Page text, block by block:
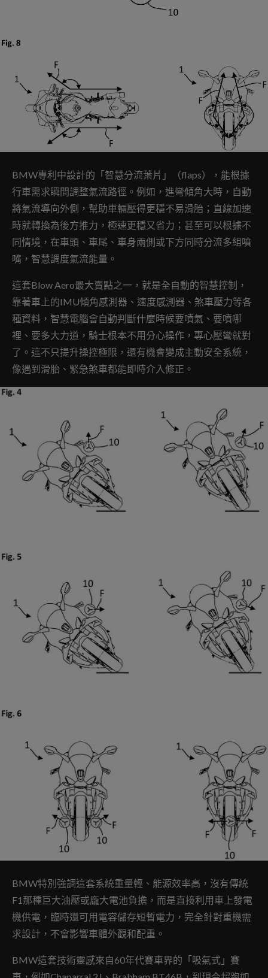
BMW專利中設計的「智慧分流葉片」（flaps），能根據
行車需求瞬間調整氣流路徑。例如，進彎傾角大時，自動
將氣流導向外側，幫助車輛壓得更穩不易滑胎；直線加速
時就轉換為後方推力，極速更穩又省力；甚至可以根據不
同情境，在車頭、車尾、車身兩側或下方同時分流多組噴
嘴，智慧調度氣流能量。
這套Blow Aero最大賣點之一，就是全自動的智慧控制，
靠著車上的IMU傾角感測器、速度感測器、煞車壓力等各
種資料，智慧電腦會自動判斷什麼時候要噴氣、要噴哪
裡、要多大力道，騎士根本不用分心操作，專心壓彎就對
了。這不只提升操控極限，還有機會變成主動安全系統，
像遇到滑胎、緊急煞車都能即時介入修正。
BMW特別強調這套系統重量輕、能源效率高，沒有傳統
F1那種巨大油壓或龐大電池負擔，而是直接利用車上發電
機供電，臨時還可用電容儲存短暫電力，完全針對重機需
求設計，不會影響車體外觀和配重。
BMW這套技術靈感來自60年代賽車界的「吸氣式」賽